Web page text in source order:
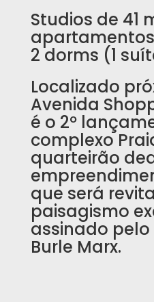
Studios de 41
apartamentos
2 dorms (1
Localizado
Avenida
é o 2º
complexo
quarteirão
que será
paisagismo
assinado pelo
Burle Marx.